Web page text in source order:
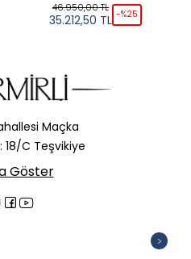
46.950,00TL
35.212,50 TL -%25
Maçka
18/C Teşvikiye
Göster